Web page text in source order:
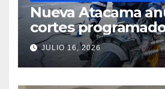
Nueva Atacama
cortes
potable en
Caldera: revisa
horarios y sectores
JULIO 16, 2026